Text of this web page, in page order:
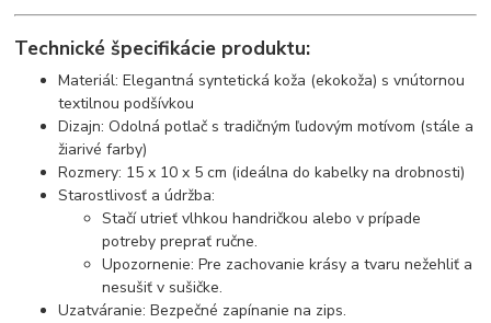
Technické špecifikácie produktu:
Materiál: Elegantná syntetická koža (ekokoža) s vnútornou
textilnou podšívkou
Dizajn: Odolná potlač s tradičným ľudovým motívom (stále a
žiarivé farby)
Rozmery: 15 x 10 x 5 cm (ideálna do kabelky na drobnosti)
Starostlivosť a údržba:
Stačí utrieť vlhkou handričkou alebo v prípade
potreby preprať ručne.
Upozornenie: Pre zachovanie krásy a tvaru nežehliť a
nesušiť v sušičke.
Uzatváranie: Bezpečné zapínanie na zips.